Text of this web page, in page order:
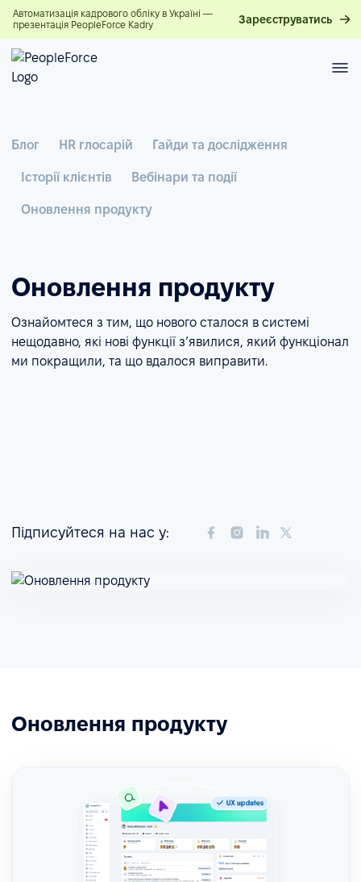
Автоматизація кадрового обліку в Україні —
презентація PeopleForce Kadry
Зареєструватись
Блог HR глосарій Гайди та дослідження
Історії клієнтів Вебінари та події
Оновлення продукту
Оновлення продукту
Ознайомтеся з тим, що нового сталося в системі
нещодавно, які нові функції з’явилися, який функціонал
ми покращили, та що вдалося виправити.
Підписуйтеся на нас у:
Оновлення продукту